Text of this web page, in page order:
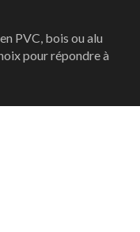
PVC, bois ou alu
pour répondre à